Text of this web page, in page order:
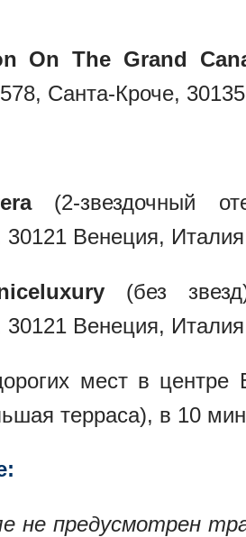
On The Grand
Санта-Кроче,
(2-звездочный
30121 Венеция,
(без
30121 Венеция, Италия
мест в
терраса), в 10
не предусмотрен